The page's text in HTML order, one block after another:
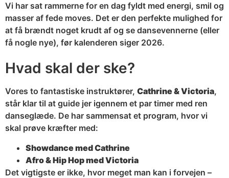
Vi har sat rammerne for en dag fyldt med energi, smil og
masser af fede moves. Det er den perfekte mulighed for
at få brændt noget krudt af og se dansevennerne (eller
få nogle nye), før kalenderen siger 2026.
Hvad skal der ske?
Vores to fantastiske instruktører, Cathrine & Victoria,
står klar til at guide jer igennem et par timer med ren
danseglæde. De har sammensat et program, hvor vi
skal prøve kræfter med:
Showdance med Cathrine
Afro & Hip Hop med Victoria
Det vigtigste er ikke, hvor meget man kan i forvejen –